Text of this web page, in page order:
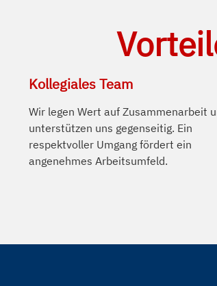
Kollegiales Team
Wir legen Wert auf Zusammenarbeit
unterstützen uns gegenseitig. Ein
respektvoller Umgang fördert ein
angenehmes Arbeitsumfeld.